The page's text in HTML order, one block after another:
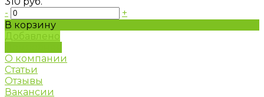
-
+
В корзину
Добавлено
О компании
Статьи
Отзывы
Вакансии